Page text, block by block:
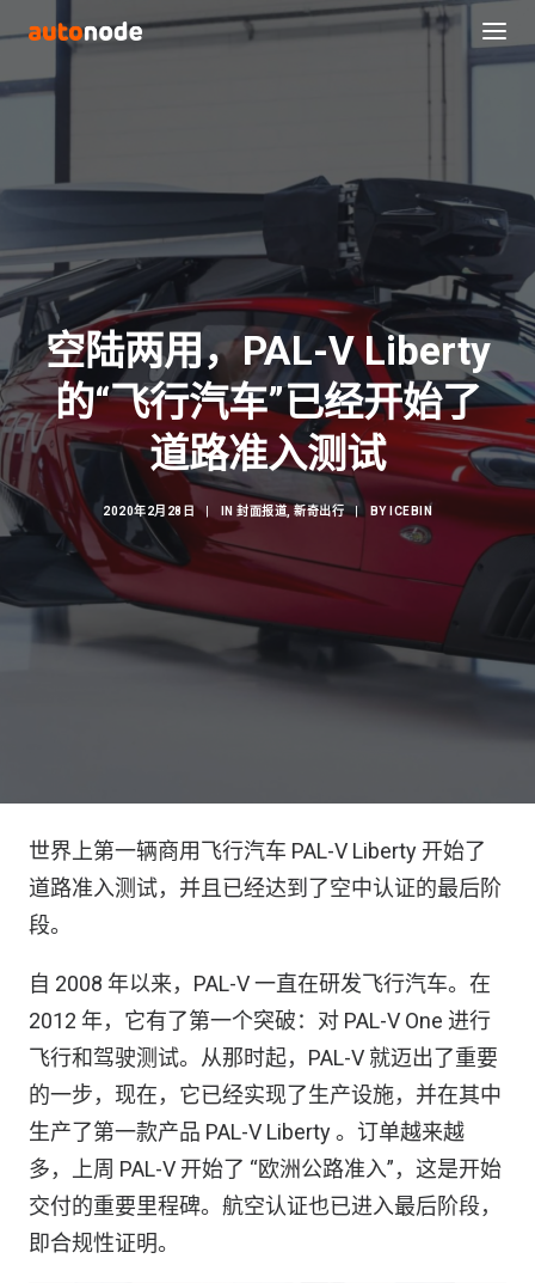
Search
空陆两用，PAL-V Liberty
的“飞行汽车”已经开始了
道路准入测试
2020年2月28日 IN 封面报道 新奇出行 | BY ICEBIN
世界上第一辆商用飞行汽车 PAL-V Liberty 开始了
道路准入测试，并且已经达到了空中认证的最后阶
段。
自 2008 年以来，PAL-V 一直在研发飞行汽车。在
2012 年，它有了第一个突破：对 PAL-V One 进行
飞行和驾驶测试。从那时起，PAL-V 就迈出了重要
的一步，现在，它已经实现了生产设施，并在其中
生产了第一款产品 PAL-V Liberty 。订单越来越
多，上周 PAL-V 开始了 “欧洲公路准入”，这是开始
交付的重要里程碑。航空认证也已进入最后阶段，
即合规性证明。